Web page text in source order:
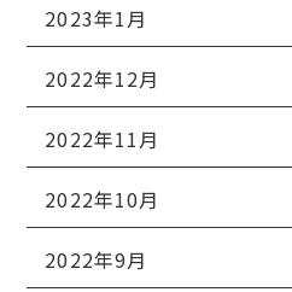
2023年1月
2022年12月
2022年11月
2022年10月
2022年9月